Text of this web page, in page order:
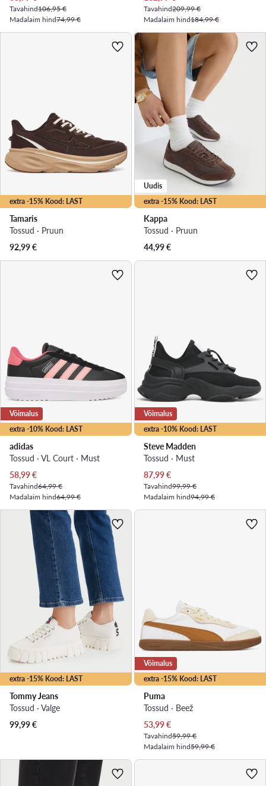
Tavahind106,95 €
Madalaim hind74,99 €
Tavahind209,99 €
Madalaim hind184,99 €
extra -15% Kood: LAST
Tamaris
Tossud · Pruun
92,99€
extra -15% Kood: LAST
Uudis
Kappa
Tossud · Pruun
44,99€
extra -10% Kood: LAST
Võimalus
adidas
Tossud · VL Court · Must
Praegune hind
58,99€
Tavahind64,99 €
Madalaim hind64,99 €
extra -10% Kood: LAST
Võimalus
Steve Madden
Tossud · Must
Praegune hind
87,99€
Tavahind99,99 €
Madalaim hind94,99 €
extra -15% Kood: LAST
Tommy Jeans
Tossud · Valge
99,99€
extra -15% Kood: LAST
Võimalus
Puma
Tossud · Beež
Praegune hind
53,99€
Tavahind59,99 €
Madalaim hind59,99 €